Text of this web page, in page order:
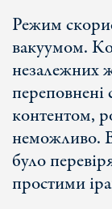
Режим
вакуумом.
незалежних
контентом,
неможливо.
було
простими